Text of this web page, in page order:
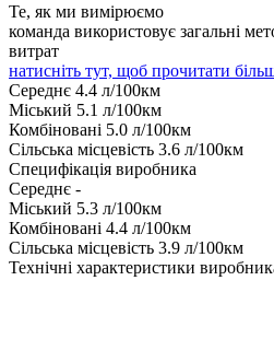
Те, як ми вимірюємо
команда використовує загальні
витрат
натисніть тут, щоб прочитати
Середнє 4.4 л/100км
Міський 5.1 л/100км
Комбіновані 5.0 л/100км
Сільська місцевість 3.6 л/100км
Специфікація виробника
Середнє -
Міський 5.3 л/100км
Комбіновані 4.4 л/100км
Сільська місцевість 3.9 л/100км
Технічні характеристики